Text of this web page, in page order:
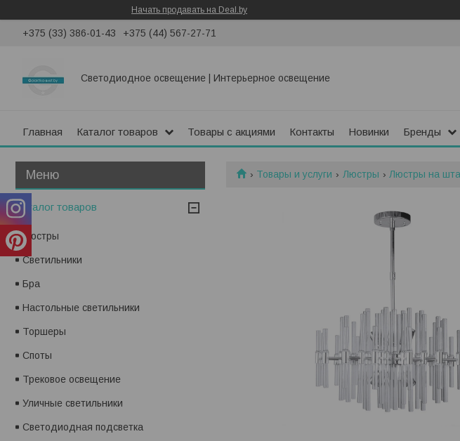
Начать продавать на Deal.by
+375 (33) 386-01-43 +375 (44) 567-27-71
Светодиодное освещение | Интерьерное освещение
Главная Каталог товаров Товары с акциями Контакты Новинки Бренды
Товары и услуги Люстры Люстры на
Каталог товаров
Люстры
Светильники
Бра
Настольные светильники
Торшеры
Споты
Трековое освещение
Уличные светильники
Светодиодная подсветка